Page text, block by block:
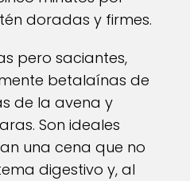
doradas y firmes.
pero saciantes,
betalaínas de
de la avena y
Son ideales
una cena que no
digestivo y, al